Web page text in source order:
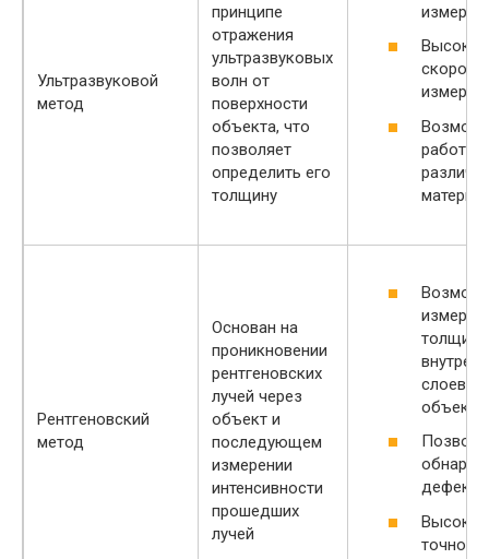
Ультразвуковой
метод
принципе
отражения
ультразвуковых
волн от
поверхности
объекта, что
позволяет
определить его
толщину
Высокая
работы
Рентгеновский
метод
Основан на
проникновении
рентгеновских
лучей через
объект и
последующем
измерении
интенсивности
прошедших
лучей
слоев
дефекты
Высокая